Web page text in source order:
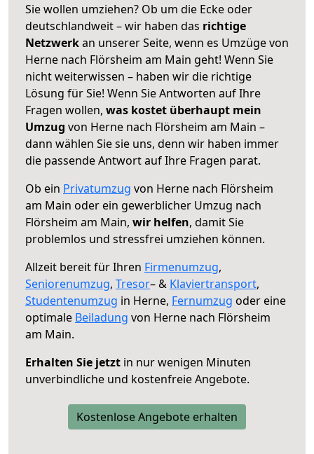
Sie wollen umziehen? Ob um die Ecke oder
deutschlandweit – wir haben das richtige
Netzwerkan unserer Seite, wenn es Umzüge von
Herne nach Flörsheim am Main geht! Wenn Sie
nicht weiterwissen – haben wir die richtige
Lösung für Sie! Wenn Sie Antworten auf Ihre
Fragen wollen, was kostet überhaupt mein
Umzug von Herne nach Flörsheim am Main –
dann wählen Sie sie uns, denn wir haben immer
die passende Antwort auf Ihre Fragen parat.
Ob ein Privatumzug von Herne nach Flörsheim
am Main oder ein gewerblicher Umzug nach
Flörsheim am Main, wir helfen, damit Sie
problemlos und stressfrei umziehen können.
Allzeit bereit für Ihren Firmenumzug,
Seniorenumzug, Tresor– & Klaviertransport,
Studentenumzug in Herne, Fernumzug oder eine
optimale Beiladung von Herne nach Flörsheim
am Main.
Erhalten Sie jetzt in nur wenigen Minuten
unverbindliche und kostenfreie Angebote.
Kostenlose Angebote erhalten